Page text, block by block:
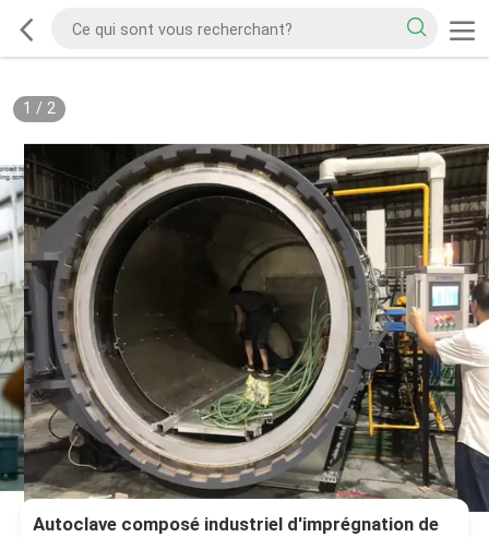
1 / 2
Autoclave composé industriel d'imprégnation de